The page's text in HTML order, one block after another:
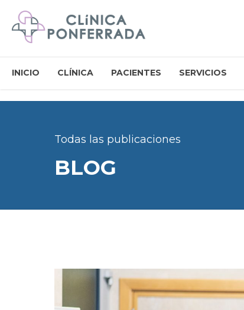
INICIO CLÍNICA PACIENTES SERVICIOS
Todas las publicaciones
BLOG